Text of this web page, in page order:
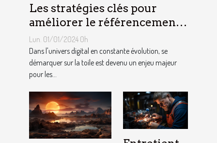
Les stratégies clés pour
améliorer le référencement
naturel de votre site internet
à Bruxelles
Lun. 01/01/2024 0h
Dans l'univers digital en constante évolution, se
démarquer sur la toile est devenu un enjeu majeur
pour les...